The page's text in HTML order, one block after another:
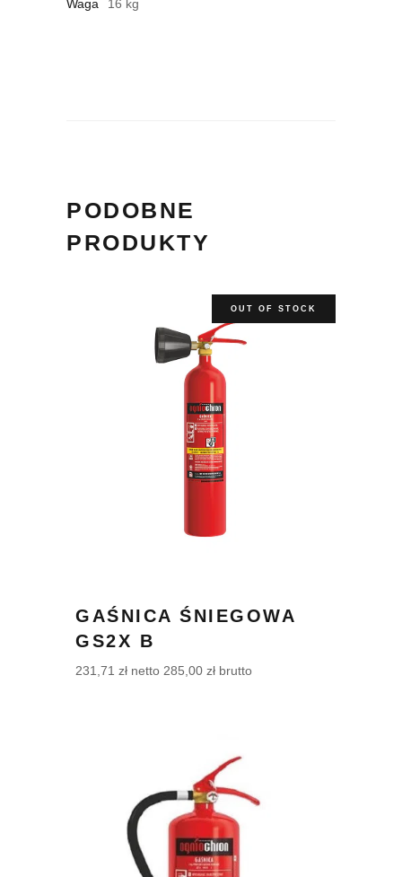
Waga 16 kg
PODOBNE
PRODUKTY
OUT OF STOCK
GAŚNICA ŚNIEGOWA
GS2X B
231,71 zł netto 285,00 zł brutto